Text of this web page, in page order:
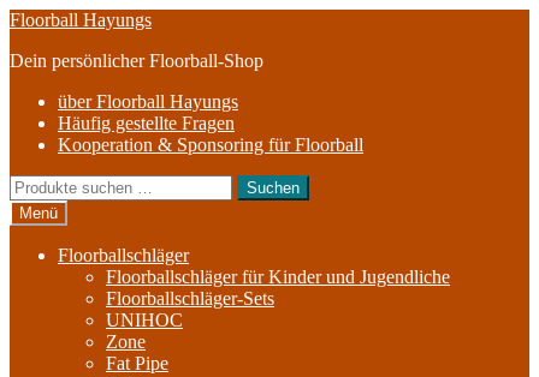
Zur
springen
Zum
springen
Floorball Hayungs
Dein persönlicher Floorball-Shop
über Floorball Hayungs
Häufig gestellte Fragen
Kooperation & Sponsoring für Floorball
Suche
nach:
Suchen
Menü
Floorballschläger
Floorballschläger für Kinder und Jugendliche
Floorballschläger-Sets
UNIHOC
Zone
Fat Pipe